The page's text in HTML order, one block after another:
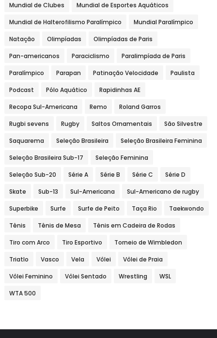
Mundial de Clubes Mundial de Esportes Aquáticos
Mundial de Halterofilismo Paralímpico Mundial Paralímpico
Natação Olimpíadas Olimpíadas de Paris
Pan-americanos Paraciclismo Paralimpíada de Paris
Paralímpico Parapan Patinação Velocidade Paulista
Podcast Pólo Aquático Rapidinhas AE
Recopa Sul-Americana Remo Roland Garros
Rugbi sevens Rugby Saltos Ornamentais São Silvestre
Saquarema Seleção Brasileira Seleção Brasileira Feminina
Seleção Brasileira Sub-17 Seleção Feminina
Seleção Sub-20 Série A Série B Série C Série D
Skate Sub-13 Sul-Americana Sul-Americano de rugby
Superbike Surfe Surfe de Peito Taça Rio Taekwondo
Tênis Tênis de Mesa Tênis em Cadeira de Rodas
Tiro com Arco Tiro Esportivo Torneio de Wimbledon
Triatlo Vasco Vela Vôlei Vôlei de Praia
Vôlei Feminino Vôlei Sentado Wrestling WSL
WTA 500